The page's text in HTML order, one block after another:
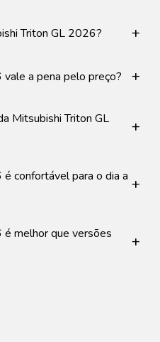
Triton GL 2026? +
a pena pelo preço? +
Mitsubishi Triton GL
+
confortável para o dia a +
melhor que versões
+